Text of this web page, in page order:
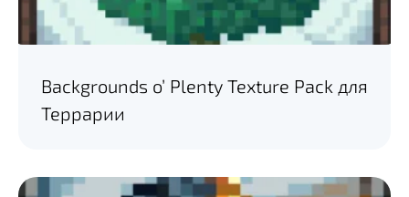
Backgrounds o’ Plenty Texture Pack для
Террарии